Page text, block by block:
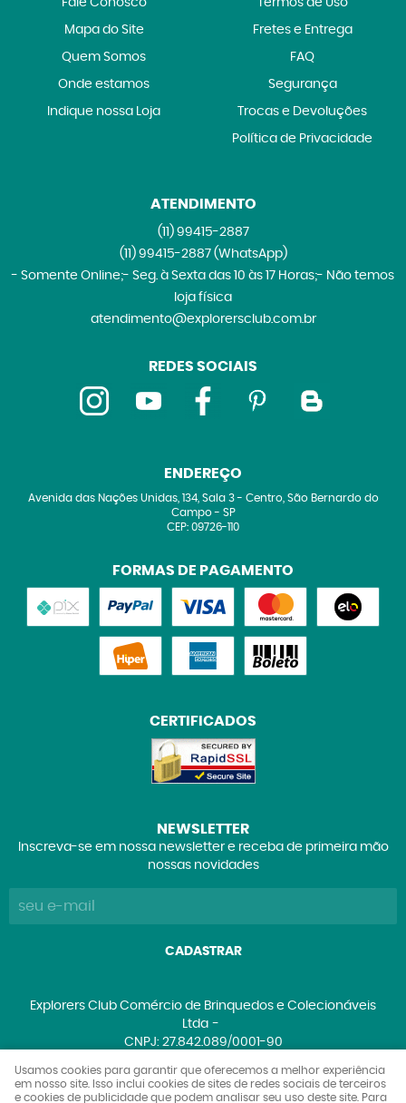
Fale Conosco
Mapa do Site
Quem Somos
Onde estamos
Indique nossa Loja
Termos de Uso
Fretes e Entrega
FAQ
Segurança
Trocas e Devoluções
Política de Privacidade
ATENDIMENTO
(11)99415-2887
(11)99415-2887 (WhatsApp)
- Somente Online;- Seg. à Sexta das 10 às 17 Horas;- Não temos
loja física
atendimento@explorersclub.com.br
REDES SOCIAIS
ENDEREÇO
Avenida das Nações Unidas, 134, Sala 3- Centro, São Bernardo do
Campo- SP
CEP: 09726-110
FORMAS DE PAGAMENTO
CERTIFICADOS
NEWSLETTER
Inscreva-se em nossa newsletter e receba de primeira mão
nossas novidades
CADASTRAR
Explorers Club Comércio de Brinquedos e Colecionáveis
Ltda
CNPJ: 27.842.089/0001-90
Usamos cookies para garantir que oferecemos a melhor experiência
em nosso site. Isso inclui cookies de sites de redes sociais de terceiros
e cookies de publicidade que podem analisar seu uso deste site. Para